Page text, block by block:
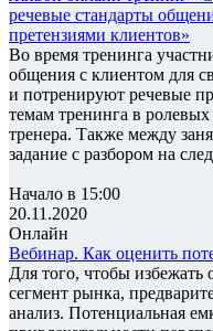
речевые стандарты
претензиями клиентов»
Во время тренинга
общения с клиентом для
и потренируют речевые
темам тренинга в
тренера. Также между
задание с разбором на
Начало в 15:00
20.11.2020
Онлайн
Вебинар. Как оценить
Для того, чтобы
сегмент рынка,
анализ. Потенциальная